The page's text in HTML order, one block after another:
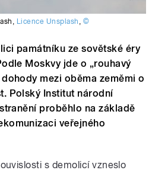
, Licence Unsplash , ©
památníku ze sovětské éry
Moskvy jde o „rouhavý
mezi oběma zeměmi o
Polský Institut národní
proběhlo na základě
veřejného
s demolicí vzneslo